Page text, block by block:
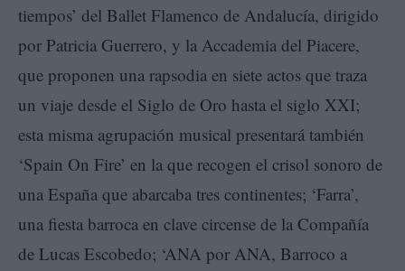
tiempos’ del Ballet Flamenco de Andalucía, dirigido
por Patricia Guerrero, y la Accademia del Piacere,
que proponen una rapsodia en siete actos que traza
un viaje desde el Siglo de Oro hasta el siglo XXI;
esta misma agrupación musical presentará también
‘Spain On Fire’ en la que recogen el crisol sonoro de
una España que abarcaba tres continentes; ‘Farra’,
una fiesta barroca en clave circense de la Compañía
de Lucas Escobedo; ‘ANA por ANA, Barroco a